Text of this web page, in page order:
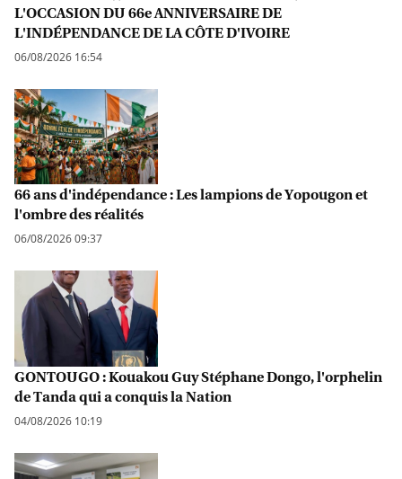
L'OCCASION DU 66e ANNIVERSAIRE DE
L'INDÉPENDANCE DE LA CÔTE D'IVOIRE
06/08/2026 16:54
66 ans d'indépendance : Les lampions de Yopougon et
l'ombre des réalités
06/08/2026 09:37
GONTOUGO : Kouakou Guy Stéphane Dongo, l'orphelin
de Tanda qui a conquis la Nation
04/08/2026 10:19